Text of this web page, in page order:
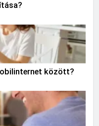
között?